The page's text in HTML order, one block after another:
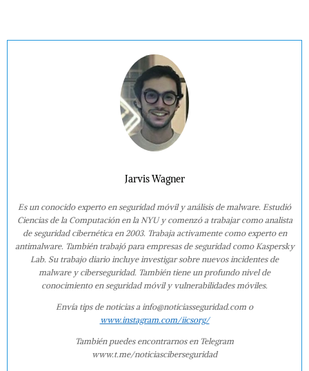
Jarvis Wagner
Es un conocido experto en seguridad móvil y análisis de malware. Estudió
Ciencias de la Computación en la NYU y comenzó a trabajar como analista
de seguridad cibernética en 2003. Trabaja activamente como experto en
antimalware. También trabajó para empresas de seguridad como Kaspersky
Lab. Su trabajo diario incluye investigar sobre nuevos incidentes de
malware y ciberseguridad. También tiene un profundo nivel de
conocimiento en seguridad móvil y vulnerabilidades móviles.
Envía tips de noticias a info@noticiasseguridad.com o
www.instagram.com/iicsorg/
También puedes encontrarnos en Telegram
www.t.me/noticiasciberseguridad